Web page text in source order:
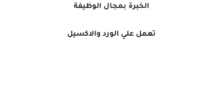
الخبرة بمجال الوظيفة
تعمل علي الورد والاكسيل